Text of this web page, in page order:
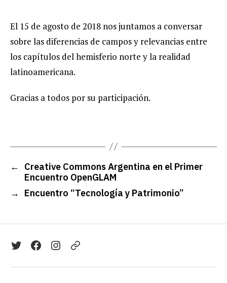
El 15 de agosto de 2018 nos juntamos a conversar
sobre las diferencias de campos y relevancias entre
los capítulos del hemisferio norte y la realidad
latinoamericana.
Gracias a todos por su participación.
←
Creative Commons Argentina en el Primer
Encuentro OpenGLAM
→
Encuentro “Tecnología y Patrimonio”
TwitterFacebookInstagramTelegram